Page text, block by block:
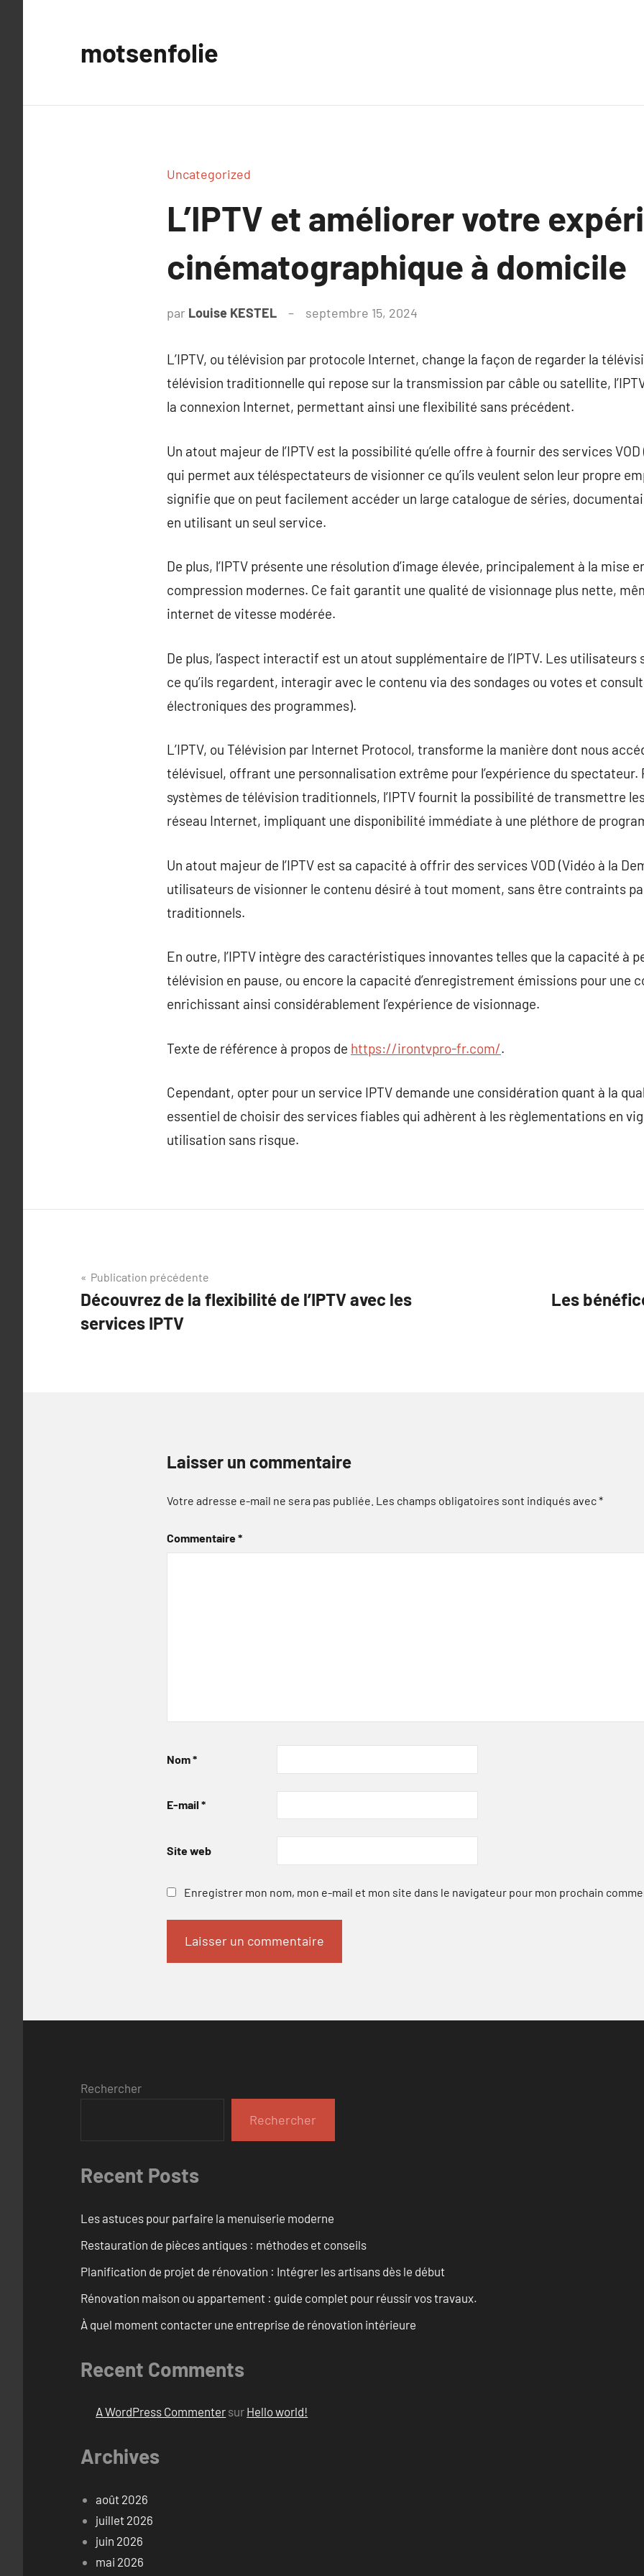
motsenfolie
Uncategorized
L’IPTV et améliorer votre
cinématographique à domicile
par Louise KESTEL septembre 15, 2024
L’IPTV, ou télévision par protocole Internet, change la façon de regarder la
télévision traditionnelle qui repose sur la transmission par câble ou satellite,
la connexion Internet, permettant ainsi une flexibilité sans précédent.
Un atout majeur de l’IPTV est la possibilité qu’elle offre à fournir des services
qui permet aux téléspectateurs de visionner ce qu’ils veulent selon leur propre
signifie que on peut facilement accéder un large catalogue de séries,
en utilisant un seul service.
De plus, l’IPTV présente une résolution d’image élevée, principalement à la mise
compression modernes. Ce fait garantit une qualité de visionnage plus nette,
internet de vitesse modérée.
De plus, l’aspect interactif est un atout supplémentaire de l’IPTV. Les
ce qu’ils regardent, interagir avec le contenu via des sondages ou votes et
électroniques des programmes).
L’IPTV, ou Télévision par Internet Protocol, transforme la manière dont nous
télévisuel, offrant une personnalisation extrême pour l’expérience du spectateur.
systèmes de télévision traditionnels, l’IPTV fournit la possibilité de transmettre
réseau Internet, impliquant une disponibilité immédiate à une pléthore de
Un atout majeur de l’IPTV est sa capacité à offrir des services VOD (Vidéo à la
utilisateurs de visionner le contenu désiré à tout moment, sans être contraints
traditionnels.
En outre, l’IPTV intègre des caractéristiques innovantes telles que la capacité à
télévision en pause, ou encore la capacité d’enregistrement émissions pour une
enrichissant ainsi considérablement l’expérience de visionnage.
Texte de référence à propos de https://irontvpro-fr.com/.
Cependant, opter pour un service IPTV demande une considération quant à la
essentiel de choisir des services fiables qui adhèrent à les règlementations en
utilisation sans risque.
Navigation
de
l’article
Publication précédente
Découvrez de la flexibilité de l’IPTV avec les
services IPTV
Les
Laisser un commentaire
Votre adresse e-mail ne sera pas publiée. Les champs obligatoires sont indiqués avec*
Commentaire*
Nom*
E-mail *
Site web
Enregistrer mon nom, mon e-mail et mon site dans le navigateur pour mon prochain
Rechercher
Rechercher
Recent Posts
Les astuces pour parfaire la menuiserie moderne
Restauration de pièces antiques : méthodes et conseils
Planification de projet de rénovation : Intégrer les artisans dès le début
Rénovation maison ou appartement : guide complet pour réussir vos travaux.
À quel moment contacter une entreprise de rénovation intérieure
Recent Comments
A WordPress Commenter sur Hello world!
Archives
août 2026
juillet 2026
juin 2026
mai 2026